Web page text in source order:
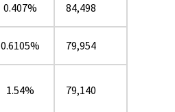
0.407% 84,498
0.6105% 79,954
1.54% 79,140